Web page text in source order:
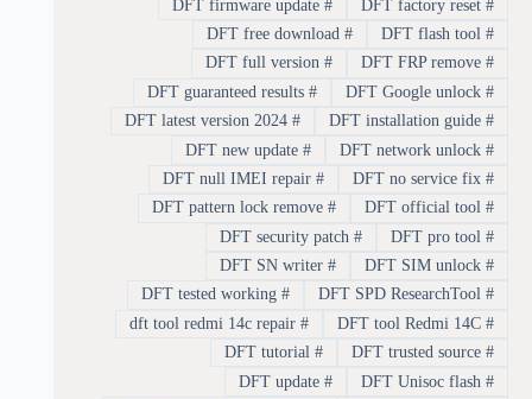
#
DFT factory reset
#
DFT firmware update
#
DFT flash tool
#
DFT free download
#
DFT FRP remove
#
DFT full version
#
DFT Google unlock
#
DFT guaranteed results
#
DFT installation guide
#
DFT latest version 2024
#
DFT network unlock
#
DFT new update
#
DFT no service fix
#
DFT null IMEI repair
#
DFT official tool
#
DFT pattern lock remove
#
DFT pro tool
#
DFT security patch
#
DFT SIM unlock
#
DFT SN writer
#
DFT SPD ResearchTool
#
DFT tested working
#
DFT tool Redmi 14C
#
dft tool redmi 14c repair
#
DFT trusted source
#
DFT tutorial
#
DFT Unisoc flash
#
DFT update